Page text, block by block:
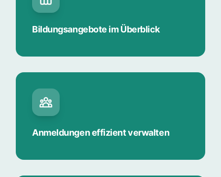
Bildungsangebote im Überblick
Anmeldungen effizient verwalten